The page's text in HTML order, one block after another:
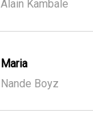
Alain Kambale
Maria
Nande Boyz